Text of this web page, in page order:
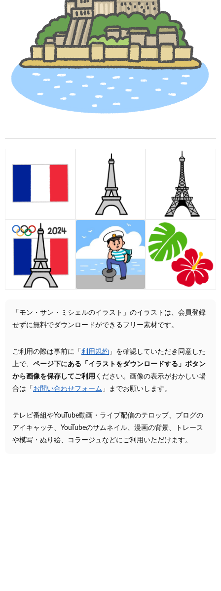
「モン・サン・ミシェルのイラスト」のイラストは、会員登録
せずに無料でダウンロードができるフリー素材です。
ご利用の際は事前に「 利用規約 」を確認していただき同意した
上で、 ページ下にある「イラストをダウンロードする」ボタン
から画像を保存してご利用 ください。画像の表示がおかしい場
合は「 お問い合わせフォーム 」までお願いします。
テレビ番組やYouTube動画・ライブ配信のテロップ、ブログの
アイキャッチ、YouTubeのサムネイル、漫画の背景、トレース
や模写・ぬり絵、コラージュなどにご利用いただけます。